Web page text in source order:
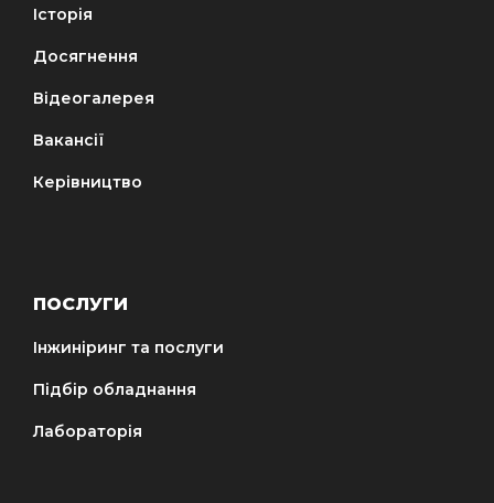
Історія
Досягнення
Відеогалерея
Вакансії
Керівництво
ПОСЛУГИ
Інжиніринг та послуги
Підбір обладнання
Лабораторія